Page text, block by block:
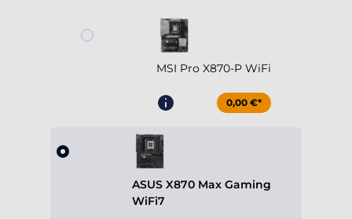
MSI Pro X870-P WiFi
0,00 €*
ASUS X870 Max Gaming
WiFi7